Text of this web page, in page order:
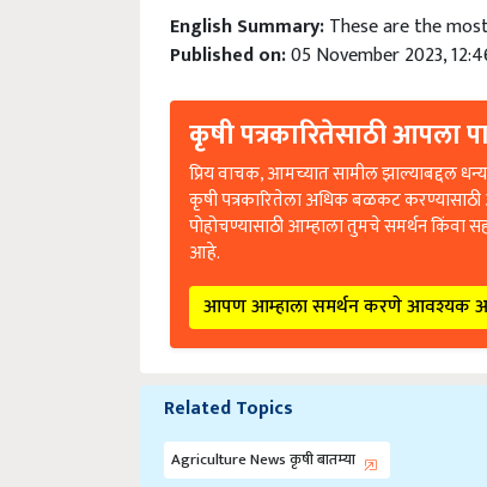
English Summary:These are the
Published on:05 November 2023,
कृषी पत्रकारितेसाठी आपला
प्रिय वाचक, आमच्यात सामील झाल्याबद्दल
कृषी पत्रकारितेला अधिक बळकट
पोहोचण्यासाठी आम्हाला तुमचे समर्थन
आहे.
आपण आम्हाला समर्थन करणे आवश्यक
Related Topics
Agriculture News कृषी बातम्या